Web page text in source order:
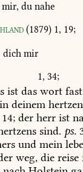
mir, du nahe
(1879) 1, 19;
dich mir
1, 34;
ist das wort fast
in deinem
14; der herr ist
sind. ps.
und mein
weg, die reise